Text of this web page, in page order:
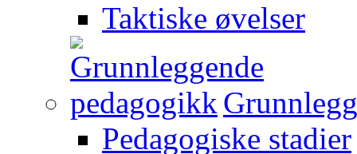
Taktiske øvelser
Pedagogiske stadier